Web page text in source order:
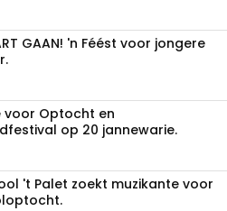
GAAN! 'n Féést voor jongere
voor Optocht en
op 20 jannewarie.
't Palet zoekt muzikante voor